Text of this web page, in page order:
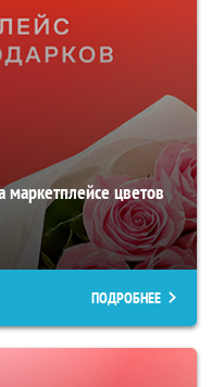
маркетплейсе цветов
ПОДРОБНЕЕ